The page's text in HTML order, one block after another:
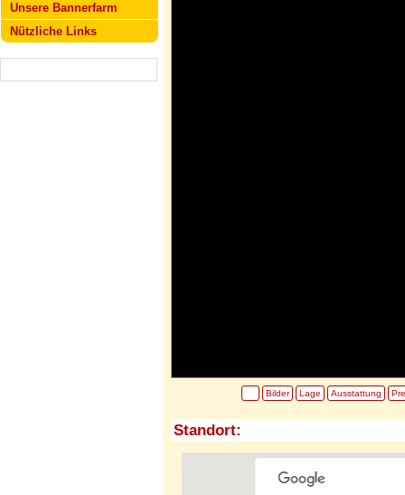
Unsere Bannerfarm
Nützliche Links
Bilder Lage Ausstattung
Standort: